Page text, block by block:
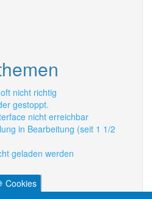
nicht richtig
gestoppt.
nicht erreichbar
in Bearbeitung (seit 1 1/2
geladen werden
Cookies